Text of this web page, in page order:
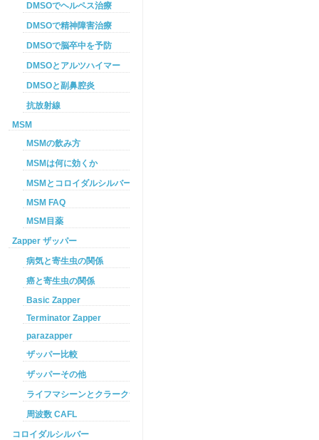
DMSOでヘルペス治療
DMSOで精神障害治療
DMSOで脳卒中を予防
DMSOとアルツハイマー
DMSOと副鼻腔炎
抗放射線
MSM
MSMの飲み方
MSMは何に効くか
MSMとコロイダルシルバーを使った癌プロトコル
MSM FAQ
MSM目薬
Zapper ザッパー
病気と寄生虫の関係
癌と寄生虫の関係
Basic Zapper
Terminator Zapper
parazapper
ザッパー比較
ザッパーその他
ライフマシーンとクラークザッパーの違い
周波数 CAFL
コロイダルシルバー